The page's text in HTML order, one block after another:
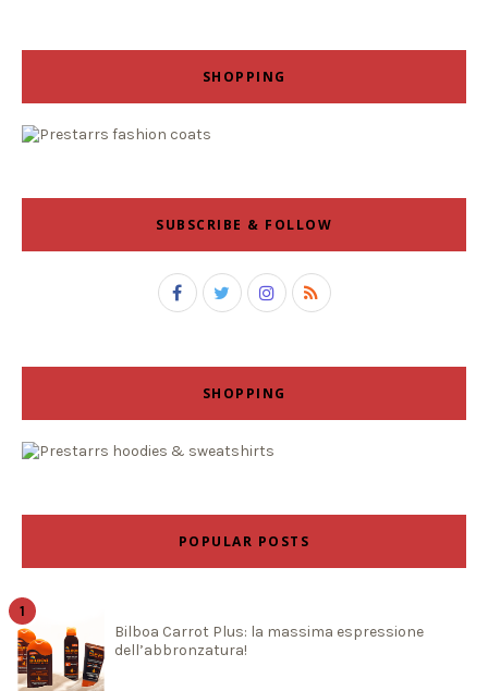
SHOPPING
SUBSCRIBE & FOLLOW
SHOPPING
POPULAR POSTS
Bilboa Carrot Plus: la massima espressione
dell’abbronzatura!